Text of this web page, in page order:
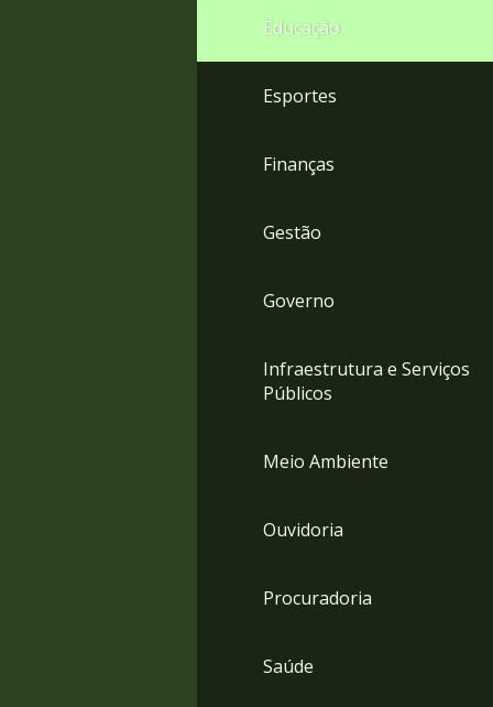
Educação
Esportes
Finanças
Gestão
Governo
Infraestrutura e Serviços
Públicos
Meio Ambiente
Ouvidoria
Procuradoria
Saúde